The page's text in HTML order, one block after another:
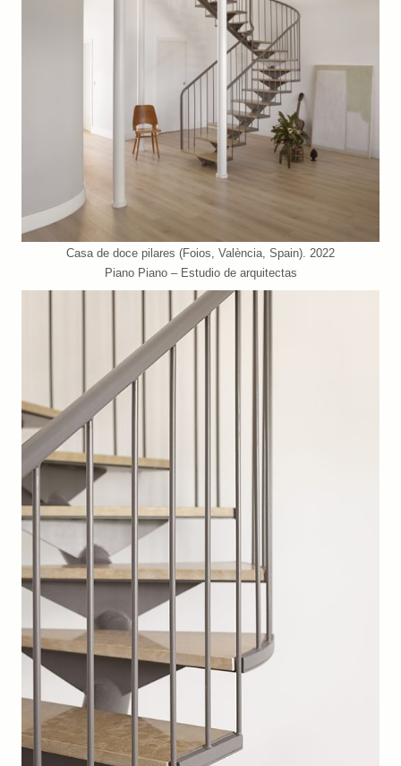
Casa de doce pilares (Foios, València, Spain). 2022
Piano Piano – Estudio de arquitectas